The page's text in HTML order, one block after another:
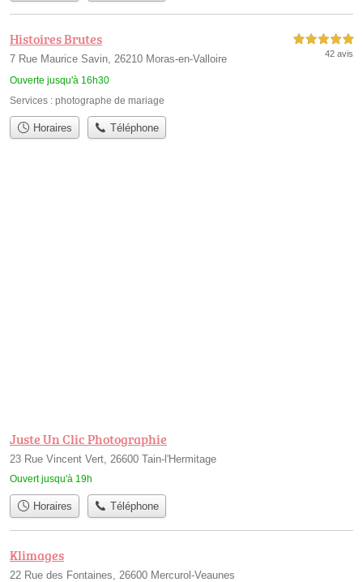
Histoires Brutes
7 Rue Maurice Savin, 26210 Moras-en-Valloire
Ouverte jusqu'à 16h30
5,0 étoiles sur 5
42 avis
Services : photographe de mariage
Horaires Téléphone
Juste Un Clic Photographie
23 Rue Vincent Vert, 26600 Tain-l'Hermitage
Ouvert jusqu'à 19h
Horaires Téléphone
Klimages
22 Rue des Fontaines, 26600 Mercurol-Veaunes